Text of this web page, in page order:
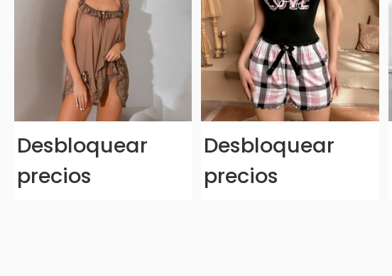
Desbloquear
precios
Desbloquear
precios